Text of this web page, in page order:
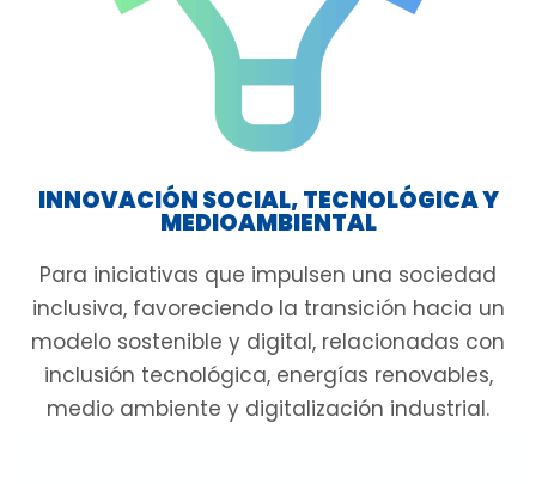
INNOVACIÓN SOCIAL, TECNOLÓGICA Y
MEDIOAMBIENTAL
Para iniciativas que impulsen una sociedad
inclusiva, favoreciendo la transición hacia un
modelo sostenible y digital, relacionadas con
inclusión tecnológica, energías renovables,
medio ambiente y digitalización industrial.